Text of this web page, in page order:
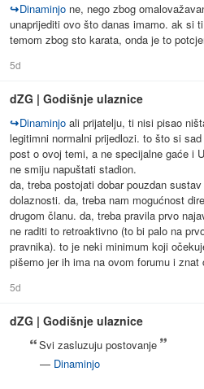
↪Dinaminjo ne, nego zbog
unaprijediti ovo što danas imamo. ak si
temom zbog sto karata, onda je to
5d
dZG | Godišnje ulaznice
↪Dinaminjo ali prijatelju, ti nisi pisao
legitimni normalni prijedlozi. to što si
post o ovoj temi, a ne specijalne gaće i
ne smiju napuštati stadion.
da, treba postojati dobar pouzdan
dolaznosti. da, treba nam mogućnost
drugom članu. da, treba pravila prvo
ne raditi to retroaktivno (to bi palo na
pravnika). to je neki minimum koji
pišemo jer ih ima na ovom forumu i znat
5d
dZG | Godišnje ulaznice
Svi zasluzuju postovanje
— Dinaminjo